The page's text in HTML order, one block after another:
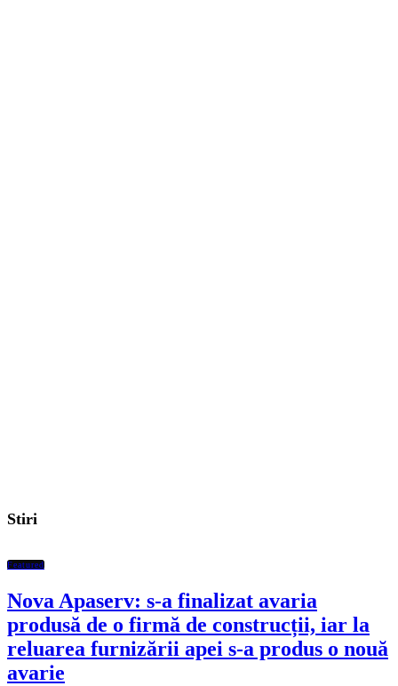
Stiri
Featured
Nova Apaserv: s-a finalizat avaria
produsă de o firmă de construcții, iar la
reluarea furnizării apei s-a produs o nouă
avarie